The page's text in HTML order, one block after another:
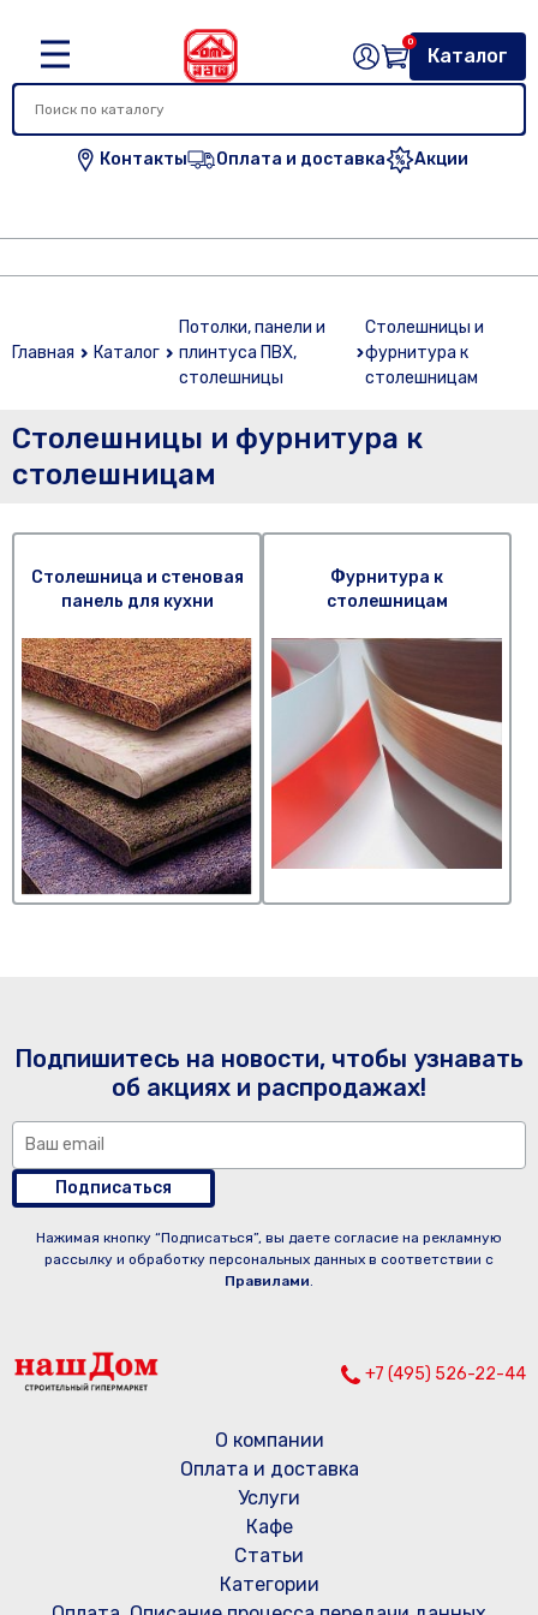
Контакты Оплата и доставка Акции
Каталог
0
Главная Каталог
Потолки, панели и
плинтуса ПВХ,
столешницы
Столешницы и
фурнитура к
столешницам
Столешницы и фурнитура к
столешницам
Столешница и стеновая
панель для кухни
Фурнитура к
столешницам
Подпишитесь на новости, чтобы узнавать
об акциях и распродажах!
Подписаться
Нажимая кнопку “Подписаться”, вы даете согласие на рекламную
рассылку и обработку персональных данных в соответствии с
Правилами.
+7 (495) 526-22-44
О компании
Оплата и доставка
Услуги
Кафе
Статьи
Категории